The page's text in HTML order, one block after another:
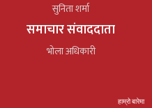
सुनिता शर्मा
समाचार संवाददाता
भोला अधिकारी
हाम्रो बारेमा